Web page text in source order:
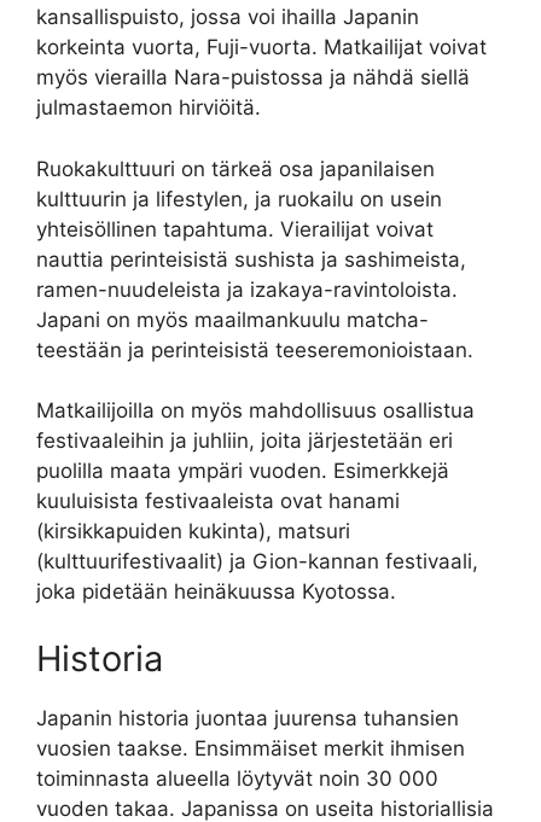
kansallispuisto, jossa voi ihailla Japanin
korkeinta vuorta, Fuji-vuorta. Matkailijat voivat
myös vierailla Nara-puistossa ja nähdä siellä
julmastaemon hirviöitä.
Ruokakulttuuri on tärkeä osa japanilaisen
kulttuurin ja lifestylen, ja ruokailu on usein
yhteisöllinen tapahtuma. Vierailijat voivat
nauttia perinteisistä sushista ja sashimeista,
ramen-nuudeleista ja izakaya-ravintoloista.
Japani on myös maailmankuulu matcha-
teestään ja perinteisistä teeseremonioistaan.
Matkailijoilla on myös mahdollisuus osallistua
festivaaleihin ja juhliin, joita järjestetään eri
puolilla maata ympäri vuoden. Esimerkkejä
kuuluisista festivaaleista ovat hanami
(kirsikkapuiden kukinta), matsuri
(kulttuurifestivaalit) ja Gion-kannan festivaali,
joka pidetään heinäkuussa Kyotossa.
Historia
Japanin historia juontaa juurensa tuhansien
vuosien taakse. Ensimmäiset merkit ihmisen
toiminnasta alueella löytyvät noin 30 000
vuoden takaa. Japanissa on useita historiallisia